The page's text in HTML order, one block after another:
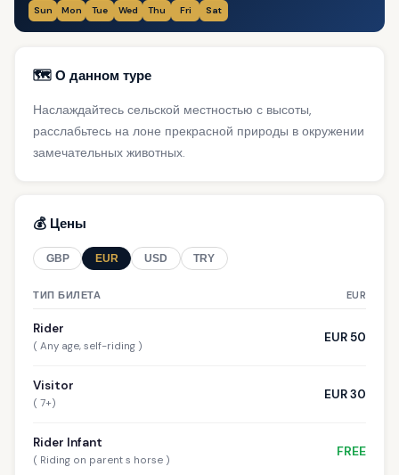
Sun Mon Tue Wed Thu Fri Sat
🗺️ О данном туре
Наслаждайтесь сельской местностью с высоты,
расслабьтесь на лоне прекрасной природы в окружении
замечательных животных.
💰 Цены
GBP EUR USD TRY
ТИП БИЛЕТА EUR
Rider
( Any age, self-riding )
EUR 50
Visitor
( 7+)
EUR 30
Rider Infant
( Riding on parent s horse )
FREE